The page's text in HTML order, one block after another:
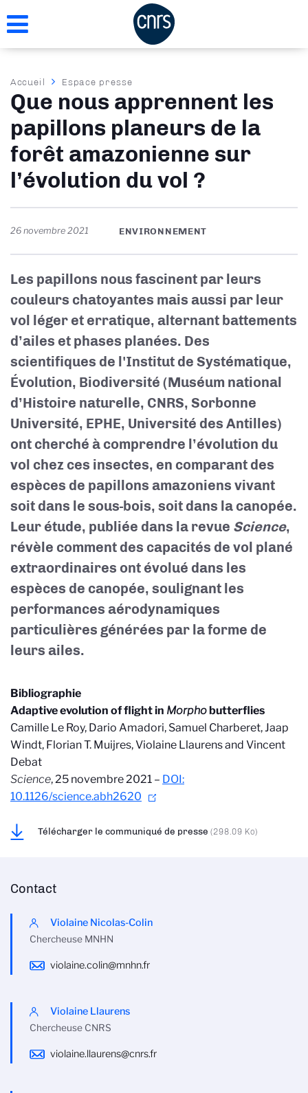
au
Fil
d'Ariane
Accueil Espace presse
Que nous apprennent les
papillons planeurs de la
forêt amazonienne sur
l’évolution du vol ?
26 novembre 2021 ENVIRONNEMENT
Les papillons nous fascinent par leurs
couleurs chatoyantes mais aussi par leur
vol léger et erratique, alternant battements
d’ailes et phases planées. Des
scientifiques de l'Institut de Systématique,
Évolution, Biodiversité (Muséum national
d’Histoire naturelle, CNRS, Sorbonne
Université, EPHE, Université des Antilles)
ont cherché à comprendre l’évolution du
vol chez ces insectes, en comparant des
espèces de papillons amazoniens vivant
soit dans le sous-bois, soit dans la canopée.
Leur étude, publiée dans la revue Science,
révèle comment des capacités de vol plané
extraordinaires ont évolué dans les
espèces de canopée, soulignant les
performances aérodynamiques
particulières générées par la forme de
leurs ailes.
Bibliographie
Adaptive evolution of flight in Morphobutterflies
Camille Le Roy, Dario Amadori, Samuel Charberet, Jaap
Windt, Florian T. Muijres, Violaine Llaurensand Vincent
Debat
Science, 25 novembre 2021 – DOI:
10.1126/science.abh2620
Télécharger le communiqué de presse (298.09 Ko)
Contact
Violaine Nicolas-Colin
Chercheuse MNHN
violaine.colin@mnhn.fr
Violaine Llaurens
Chercheuse CNRS
violaine.llaurens@cnrs.fr